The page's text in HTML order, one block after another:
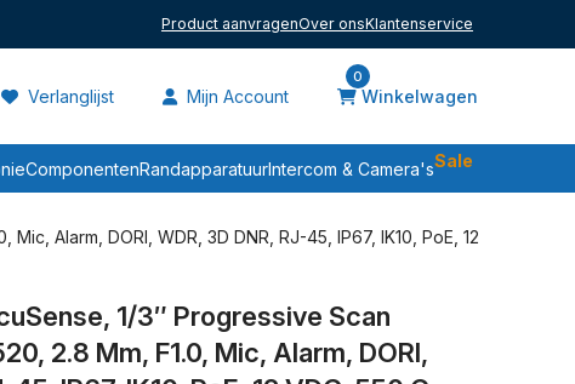
Product aanvragenOver onsKlantenservice
Verlanglijst Mijn Account
0
Winkelwagen
ComponentenRandapparatuurIntercom & Camera'sSale
Alarm, DORI, WDR, 3D DNR, RJ-45, IP67, IK10, PoE, 12
1/3″ Progressive Scan
2.8 Mm, F1.0, Mic, Alarm, DORI,